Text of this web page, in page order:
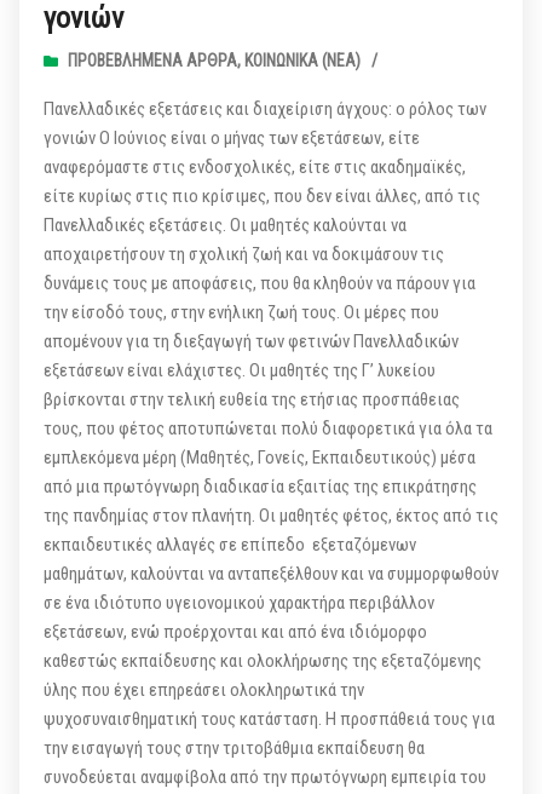
γονιών
ΠΡΟΒΕΒΛΗΜΈΝΑ ΆΡΘΡΑ, ΚΟΙΝΩΝΙΚΆ (ΝΕΑ) /
Πανελλαδικές εξετάσεις και διαχείριση άγχους: ο ρόλος των
γονιών Ο Ιούνιος είναι ο μήνας των εξετάσεων, είτε
αναφερόμαστε στις ενδοσχολικές, είτε στις ακαδημαϊκές,
είτε κυρίως στις πιο κρίσιμες, που δεν είναι άλλες, από τις
Πανελλαδικές εξετάσεις. Οι μαθητές καλούνται να
αποχαιρετήσουν τη σχολική ζωή και να δοκιμάσουν τις
δυνάμεις τους με αποφάσεις, που θα κληθούν να πάρουν για
την είσοδό τους, στην ενήλικη ζωή τους. Οι μέρες που
απομένουν για τη διεξαγωγή των φετινών Πανελλαδικών
εξετάσεων είναι ελάχιστες. Οι μαθητές της Γ’ λυκείου
βρίσκονται στην τελική ευθεία της ετήσιας προσπάθειας
τους, που φέτος αποτυπώνεται πολύ διαφορετικά για όλα τα
εμπλεκόμενα μέρη (Μαθητές, Γονείς, Εκπαιδευτικούς) μέσα
από μια πρωτόγνωρη διαδικασία εξαιτίας της επικράτησης
της πανδημίας στον πλανήτη. Οι μαθητές φέτος, έκτος από τις
εκπαιδευτικές αλλαγές σε επίπεδο εξεταζόμενων
μαθημάτων, καλούνται να ανταπεξέλθουν και να συμμορφωθούν
σε ένα ιδιότυπο υγειονομικού χαρακτήρα περιβάλλον
εξετάσεων, ενώ προέρχονται και από ένα ιδιόμορφο
καθεστώς εκπαίδευσης και ολοκλήρωσης της εξεταζόμενης
ύλης που έχει επηρεάσει ολοκληρωτικά την
ψυχοσυναισθηματική τους κατάσταση. Η προσπάθειά τους για
την εισαγωγή τους στην τριτοβάθμια εκπαίδευση θα
συνοδεύεται αναμφίβολα από την πρωτόγνωρη εμπειρία του